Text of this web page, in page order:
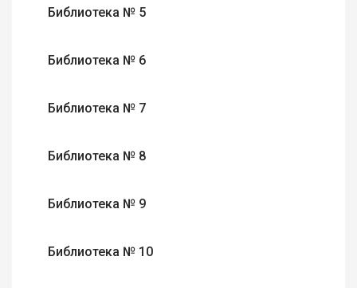
Библиотека № 5
Библиотека № 6
Библиотека № 7
Библиотека № 8
Библиотека № 9
Библиотека № 10